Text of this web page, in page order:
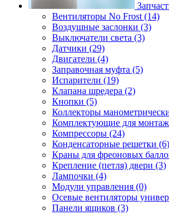
Вентиляторы No Frost (14)
Воздушные заслонки (3)
Выключатели света (3)
Датчики (29)
Двигатели (4)
Заправочная муфта (5)
Испарители (19)
Клапана шредера (2)
Кнопки (5)
Коллекторы
Комплектующие для
Компрессоры (24)
Конденсаторные решетки (6)
Краны для фреоновых
Крепление (петля) двери (3)
Лампочки (4)
Модули управления (0)
Осевые вентиляторы
Панели ящиков (3)